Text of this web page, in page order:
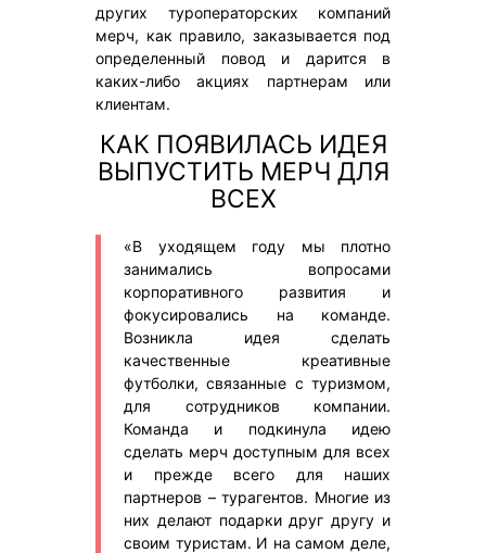
других туроператорских компаний
мерч, как правило, заказывается под
определенный повод и дарится в
каких-либо акциях партнерам или
клиентам.
КАК ПОЯВИЛАСЬ ИДЕЯ
ВЫПУСТИТЬ МЕРЧ ДЛЯ
ВСЕХ
«В уходящем году мы плотно
занимались вопросами
корпоративного развития и
фокусировались на команде.
Возникла идея сделать
качественные креативные
футболки, связанные с туризмом,
для сотрудников компании.
Команда и подкинула идею
сделать мерч доступным для всех
и прежде всего для наших
партнеров – турагентов. Многие из
них делают подарки друг другу и
своим туристам. И на самом деле,